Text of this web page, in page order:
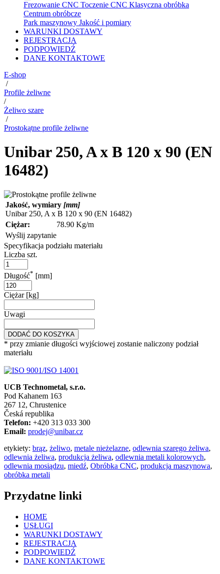
Frezowanie CNC Toczenie CNC Klasyczna obróbka
Centrum obróbcze
Park maszynowy Jakość i pomiary
WARUNKI DOSTAWY
REJESTRACJA
PODPOWIEDŹ
DANE KONTAKTOWE
E-shop
/
Profile żeliwne
/
Żeliwo szare
/
Prostokątne profile żeliwne
Unibar 250, A x B 120 x 90 (EN
16482)
Jakość, wymiary [mm]
Unibar 250, A x B 120 x 90 (EN 16482)
Ciężar:
78.90 Kg/m
Wyślij zapytanie
Specyfikacja podziału materiału
Liczba szt.
Długość* [mm]
Ciężar [kg]
Uwagi
DODAĆ DO KOSZYKA
* przy zmianie długości wyjściowej zostanie naliczony podział
materiału
UCB Technometal, s.r.o.
Pod Kahanem 163
267 12, Chrustenice
Česká republika
Telefon: +420 313 033 300
Email: prodej@unibar.cz
etykiety: brąz, żeliwo, metale nieżelazne, odlewnia szarego żeliwa,
odlewnia żeliwa, produkcja żeliwa, odlewnia metali kolorowych,
odlewnia mosiądzu, miedź, Obróbka CNC, produkcja maszynowa,
obróbka metali
Przydatne linki
HOME
USŁUGI
WARUNKI DOSTAWY
REJESTRACJA
PODPOWIEDŹ
DANE KONTAKTOWE